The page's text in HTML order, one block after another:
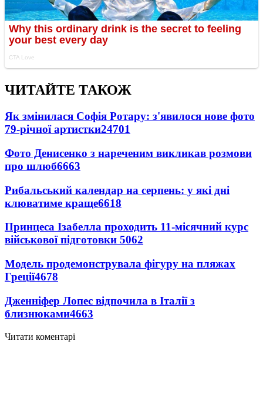
ЧИТАЙТЕ ТАКОЖ
Як змінилася Софія Ротару: з'явилося нове фото
79-річної артистки24701
Фото Денисенко з нареченим викликав розмови
про шлюб6663
Рибальський календар на серпень: у які дні
клюватиме краще6618
Принцеса Ізабелла проходить 11-місячний курс
військової підготовки 5062
Модель продемонструвала фігуру на пляжах
Греції4678
Дженніфер Лопес відпочила в Італії з
близнюками4663
Читати коментарі